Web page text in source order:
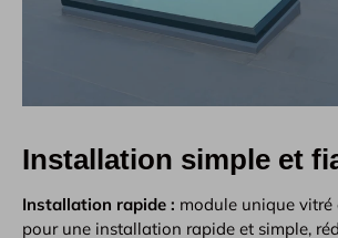
Installation simple et
Installation rapide : module unique vitré
pour une installation rapide et simple,